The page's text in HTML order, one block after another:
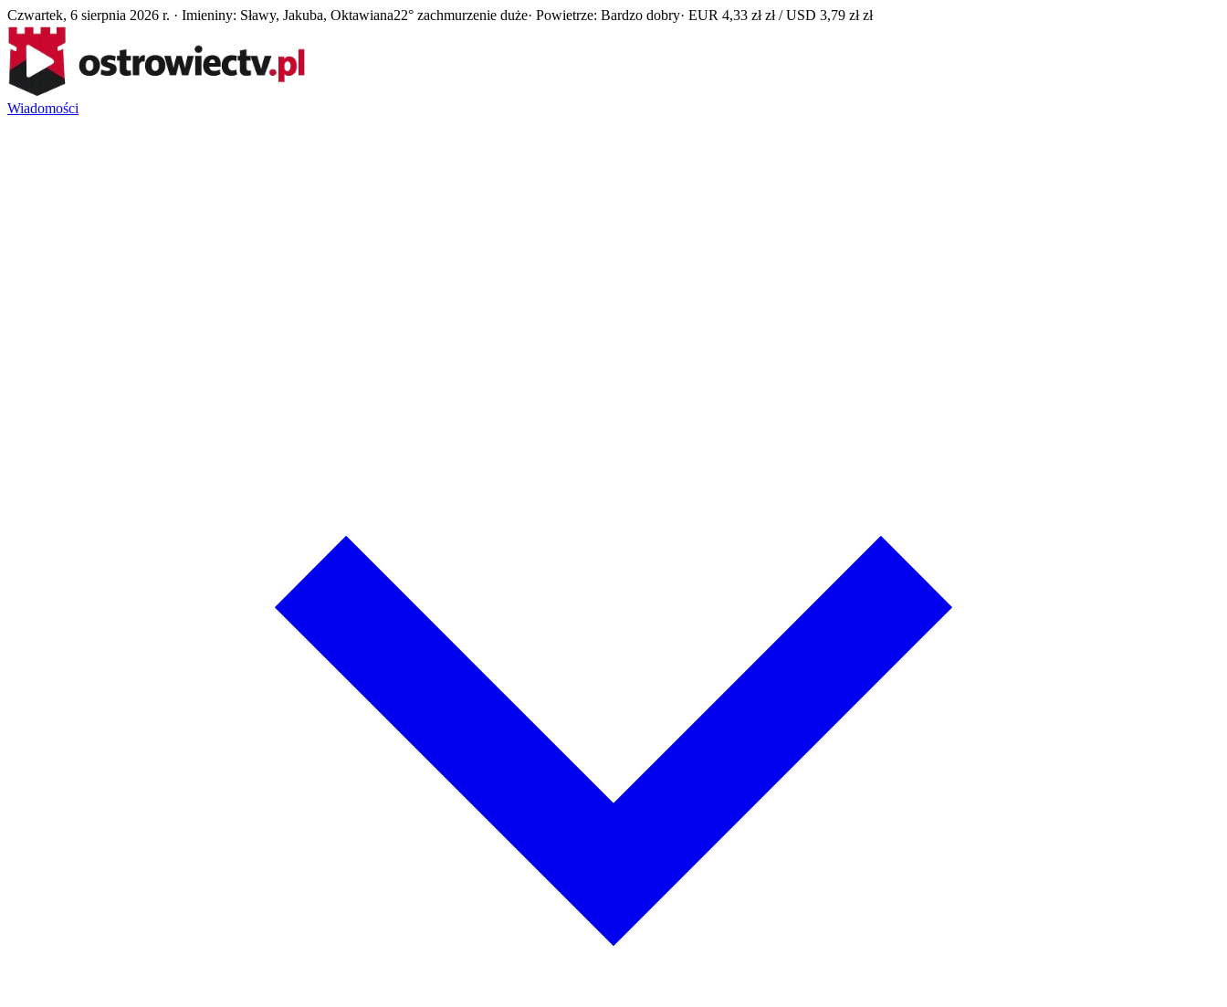
Czwartek, 6 sierpnia 2026 r. · Imieniny: Sławy, Jakuba, Oktawiana22° zachmurzenie duże· Powietrze: Bardzo dobry· EUR 4,33 zł zł / USD 3,79 zł zł
Wiadomości